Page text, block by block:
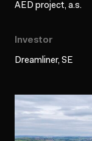
AED project, a.s.
Investor
Dreamliner, SE